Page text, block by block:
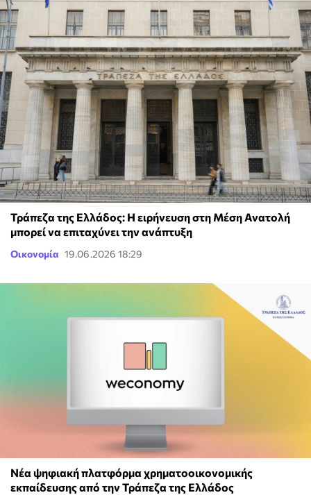
Τράπεζα της Ελλάδος: Η ειρήνευση στη Μέση Ανατολή
μπορεί να επιταχύνει την ανάπτυξη
Οικονομία 19.06.2026 18:29
Νέα ψηφιακή πλατφόρμα χρηματοοικονομικής
εκπαίδευσης από την Τράπεζα της Ελλάδος